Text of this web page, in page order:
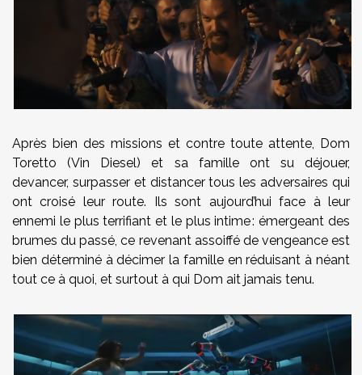
Après bien des missions et contre toute attente, Dom
Toretto (Vin Diesel) et sa famille ont su déjouer,
devancer, surpasser et distancer tous les adversaires qui
ont croisé leur route. Ils sont aujourd’hui face à leur
ennemi le plus terrifiant et le plus intime : émergeant des
brumes du passé, ce revenant assoiffé de vengeance est
bien déterminé à décimer la famille en réduisant à néant
tout ce à quoi, et surtout à qui Dom ait jamais tenu.